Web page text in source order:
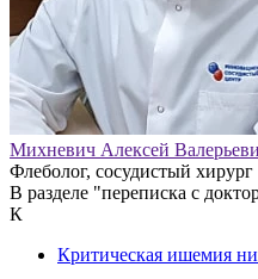
Михневич Алексей
Флеболог, сосудистый хирург
В разделе "переписка с
К
Критическая ишемия